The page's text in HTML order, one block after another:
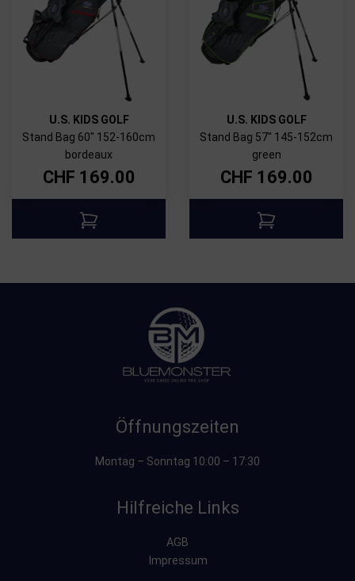
U.S. KIDS GOLF
Stand Bag 60" 152-160cm
bordeaux
CHF 169.00
U.S. KIDS GOLF
Stand Bag 57" 145-152cm
green
CHF 169.00
Öffnungszeiten
Montag – Sonntag 10:00 – 17:30
Hilfreiche Links
AGB
Impressum